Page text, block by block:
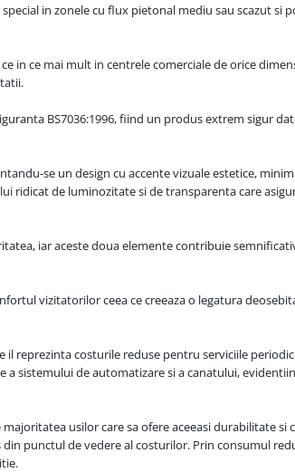
in zonele cu flux pietonal mediu sau scazut si
in ce mai mult in centrele comerciale de orice
BS7036:1996, fiind un produs extrem sigur
se un design cu accente vizuale estetice,
de luminozitate si de transparenta care
iar aceste doua elemente contribuie
vizitatorilor ceea ce creeaza o legatura
reprezinta costurile reduse pentru serviciile
sistemului de automatizare si a canatului,
usilor care sa ofere aceeasi durabilitate si
punctul de vedere al costurilor. Prin consumul